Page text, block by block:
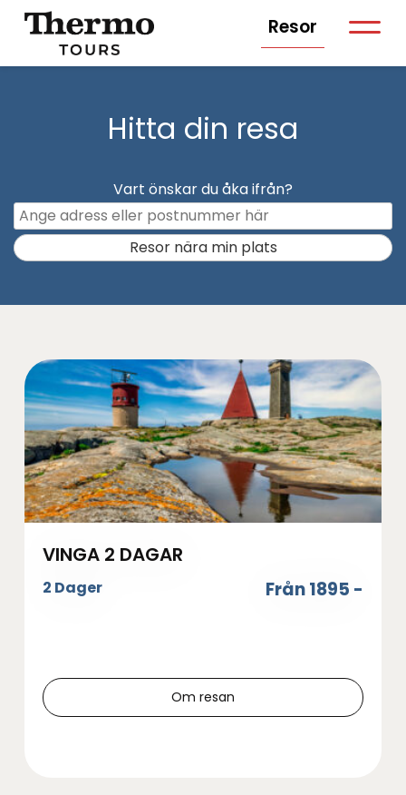
Resor
Hitta din resa
Vart önskar du åka ifrån?
Resor nära min plats
VINGA 2 DAGAR
2 Dager Från 1895 -
Om resan